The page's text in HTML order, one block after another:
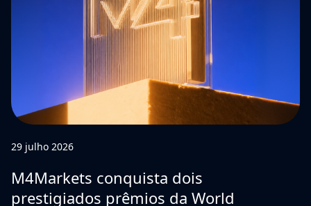
29 julho 2026
M4Markets conquista dois
prestigiados prêmios da World